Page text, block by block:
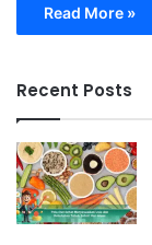
Read More »
Recent Posts